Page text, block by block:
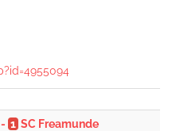
1 SC Freamunde